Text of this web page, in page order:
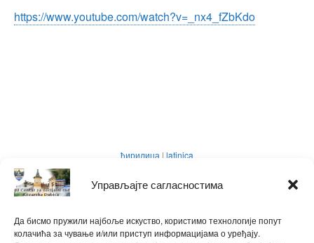
Управљајте сагласностима
Да бисмо пружили најбоље искуство, користимо технологије попут
колачића за чување и/или приступ информацијама о уређају.
https://www.youtube.com/watch?v=_nx4_fZbKdo
ћирилица | latinica
WPtouch Mobile Suite for WordPress
Back to top